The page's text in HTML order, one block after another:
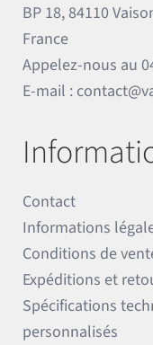
BP 18, 84110
France
Appelez-nous au
E-mail :
Contact
Informations
Conditions de
Expéditions et
Spécifications
personnalisés